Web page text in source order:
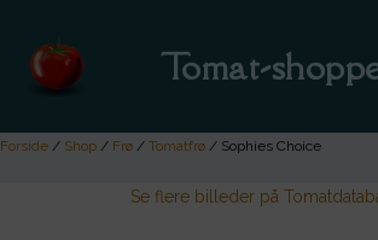
Tomat-
Forside / Shop / Frø / Tomatfrø / Sophies Choice
Se flere billeder på